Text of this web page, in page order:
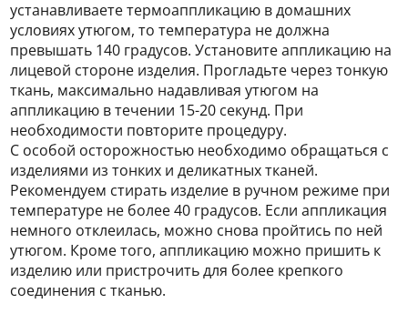
устанавливаете термоаппликацию в домашних
условиях утюгом, то температура не должна
превышать 140 градусов. Установите аппликацию на
лицевой стороне изделия. Прогладьте через тонкую
ткань, максимально надавливая утюгом на
аппликацию в течении 15-20 секунд. При
необходимости повторите процедуру.
С особой осторожностью необходимо обращаться с
изделиями из тонких и деликатных тканей.
Рекомендуем стирать изделие в ручном режиме при
температуре не более 40 градусов. Если аппликация
немного отклеилась, можно снова пройтись по ней
утюгом. Кроме того, аппликацию можно пришить к
изделию или пристрочить для более крепкого
соединения с тканью.